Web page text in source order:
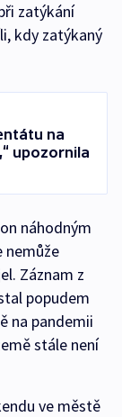
zatýkání
kdy zatýkaný
na
upozornila
náhodným
nemůže
Záznam z
popudem
na pandemii
stále není
ve městě